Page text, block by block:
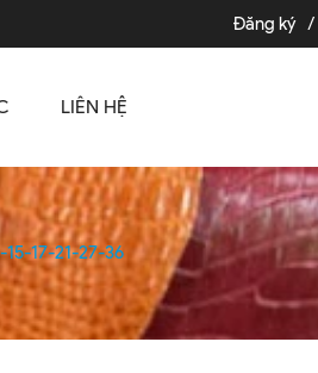
Đăng ký /
LIÊN HỆ
17-21-27-36